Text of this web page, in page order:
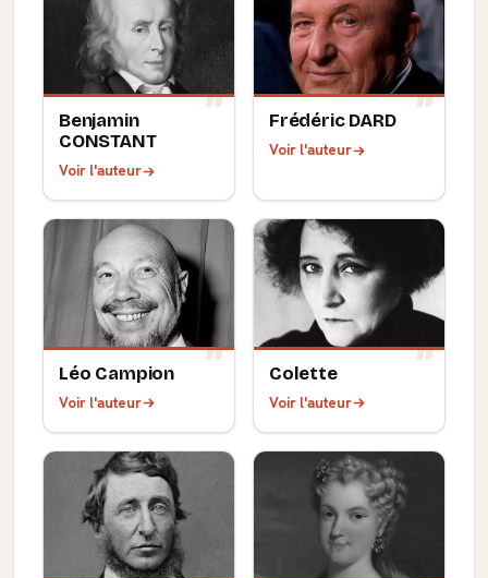
Benjamin
CONSTANT
Voir l'auteur
Frédéric DARD
Voir l'auteur
Léo Campion
Voir l'auteur
Colette
Voir l'auteur